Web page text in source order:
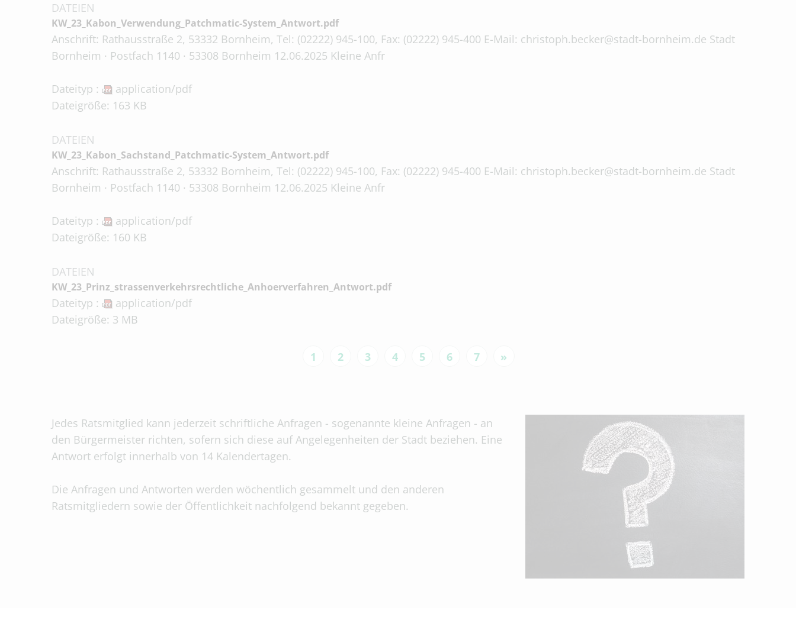
DATEIEN
KW_23_Kabon_Verwendung_Patchmatic-System_Antwort.pdf
Anschrift: Rathausstraße 2, 53332 Bornheim, Tel: (02222) 945-100, Fax: (02222) 945-400 E-Mail: christoph.becker@stadt-bornheim.de Stadt
Bornheim · Postfach 1140 · 53308 Bornheim 12.06.2025 Kleine Anfr
Dateityp :
application/pdf
Dateigröße: 163 KB
DATEIEN
KW_23_Kabon_Sachstand_Patchmatic-System_Antwort.pdf
Anschrift: Rathausstraße 2, 53332 Bornheim, Tel: (02222) 945-100, Fax: (02222) 945-400 E-Mail: christoph.becker@stadt-bornheim.de Stadt
Bornheim · Postfach 1140 · 53308 Bornheim 12.06.2025 Kleine Anfr
Dateityp :
application/pdf
Dateigröße: 160 KB
DATEIEN
KW_23_Prinz_strassenverkehrsrechtliche_Anhoerverfahren_Antwort.pdf
Dateityp :
application/pdf
Dateigröße: 3 MB
1 2 3 4 5 6 7 »
Jedes Ratsmitglied kann jederzeit schriftliche Anfragen - sogenannte kleine Anfragen - an
den Bürgermeister richten, sofern sich diese auf Angelegenheiten der Stadt beziehen. Eine
Antwort erfolgt innerhalb von 14 Kalendertagen.
Die Anfragen und Antworten werden wöchentlich gesammelt und den anderen
Ratsmitgliedern sowie der Öffentlichkeit nachfolgend bekannt gegeben.